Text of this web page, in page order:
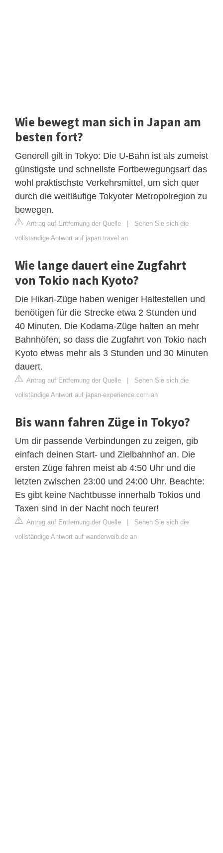
Wie bewegt man sich in Japan am
besten fort?
Generell gilt in Tokyo: Die U-Bahn ist als zumeist
günstigste und schnellste Fortbewegungsart das
wohl praktischste Verkehrsmittel, um sich quer
durch die weitläufige Tokyoter Metropolregion zu
bewegen.
Antrag auf Entfernung der Quelle | Sehen Sie sich die
vollständige Antwort auf japan.travel an
Wie lange dauert eine Zugfahrt
von Tokio nach Kyoto?
Die Hikari-Züge haben weniger Haltestellen und
benötigen für die Strecke etwa 2 Stunden und
40 Minuten. Die Kodama-Züge halten an mehr
Bahnhöfen, so dass die Zugfahrt von Tokio nach
Kyoto etwas mehr als 3 Stunden und 30 Minuten
dauert.
Antrag auf Entfernung der Quelle | Sehen Sie sich die
vollständige Antwort auf japan-experience.com an
Bis wann fahren Züge in Tokyo?
Um dir passende Verbindungen zu zeigen, gib
einfach deinen Start- und Zielbahnhof an. Die
ersten Züge fahren meist ab 4:50 Uhr und die
letzten zwischen 23:00 und 24:00 Uhr. Beachte:
Es gibt keine Nachtbusse innerhalb Tokios und
Taxen sind in der Nacht noch teurer!
Antrag auf Entfernung der Quelle | Sehen Sie sich die
vollständige Antwort auf wanderweib.de an